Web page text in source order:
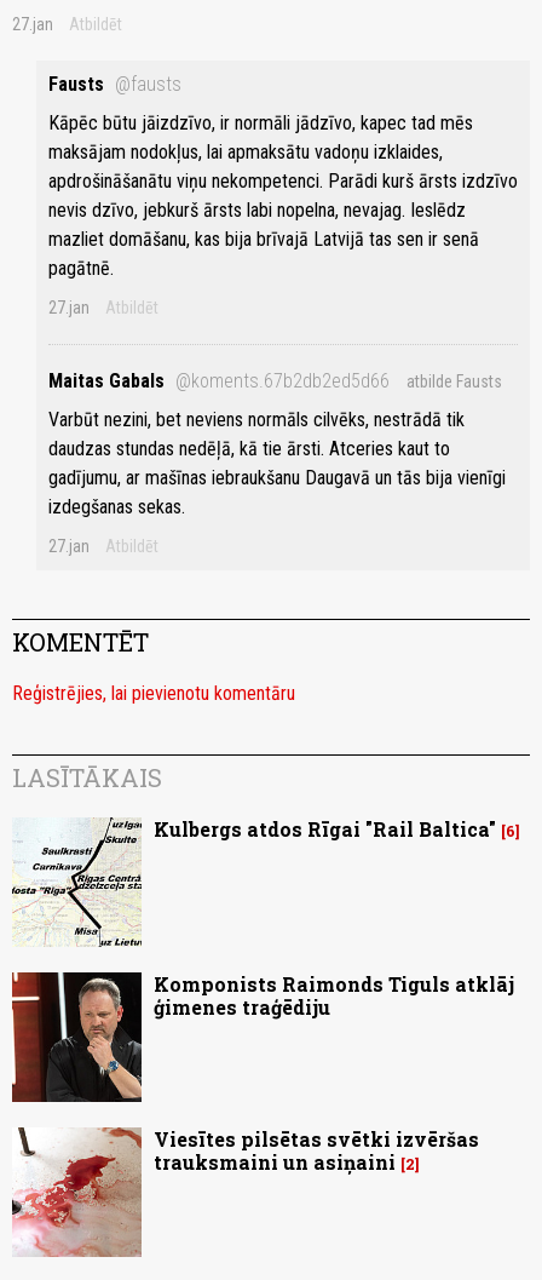
27.jan Atbildēt
Fausts @fausts
Kāpēc būtu jāizdzīvo, ir normāli jādzīvo, kapec tad mēs
maksājam nodokļus, lai apmaksātu vadoņu izklaides,
apdrošināšanātu viņu nekompetenci. Parādi kurš ārsts izdzīvo
nevis dzīvo, jebkurš ārsts labi nopelna, nevajag. Ieslēdz
mazliet domāšanu, kas bija brīvajā Latvijā tas sen ir senā
pagātnē.
27.jan Atbildēt
Maitas Gabals @koments.67b2db2ed5d66 atbilde Fausts
Varbūt nezini, bet neviens normāls cilvēks, nestrādā tik
daudzas stundas nedēļā, kā tie ārsti. Atceries kaut to
gadījumu, ar mašīnas iebraukšanu Daugavā un tās bija vienīgi
izdegšanas sekas.
27.jan Atbildēt
KOMENTĒT
Reģistrējies, lai pievienotu komentāru
LASĪTĀKAIS
Kulbergs atdos Rīgai "Rail Baltica" 6
Komponists Raimonds Tiguls atklāj
ģimenes traģēdiju
Viesītes pilsētas svētki izvēršas
trauksmaini un asiņaini
2